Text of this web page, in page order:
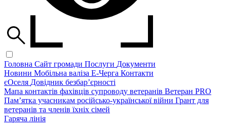
Головна Сайт громади Послуги Документи
Новини Мобільна валіза Е-Черга Контакти
єОселя Довідник безбар’єрності
Мапа контактів фахівців супроводу ветеранів Ветеран PRO
Пам’ятка учасникам російсько-української війни Грант для
ветеранів та членів їхніх сімей
Гаряча лінія